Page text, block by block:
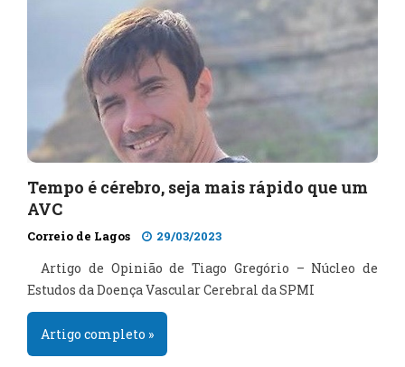
Tempo é cérebro, seja mais rápido que um
AVC
Correio de Lagos 29/03/2023
Artigo de Opinião de Tiago Gregório – Núcleo de
Estudos da Doença Vascular Cerebral da SPMI
Artigo completo »